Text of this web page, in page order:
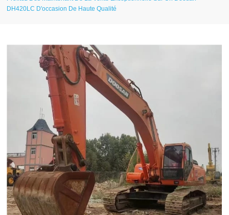
DH420LC D'occasion De Haute Qualité